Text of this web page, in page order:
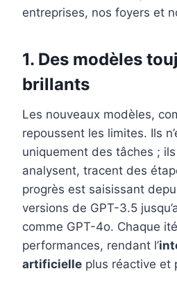
entreprises, nos foyers et
1. Des modèles
brillants
Les nouveaux modèles,
repoussent les limites. Ils
uniquement des tâches ;
analysent, tracent des
progrès est saisissant
versions de GPT-3.5
comme GPT-4o. Chaque
performances, rendant l’
artificielle plus réactive et